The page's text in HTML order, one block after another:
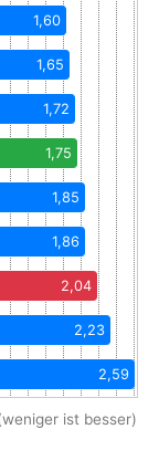
1,60
1,65
1,72
1,75
1,85
1,86
2,04
2,23
2,59
ist besser)